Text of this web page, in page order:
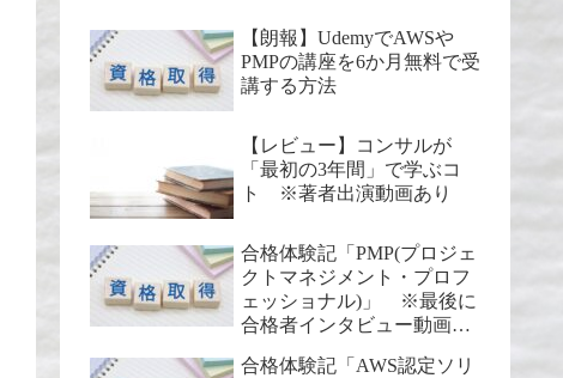
【朗報】UdemyでAWSや
PMPの講座を6か月無料で受
講する方法
【レビュー】コンサルが
「最初の3年間」で学ぶコ
ト ※著者出演動画あり
合格体験記「PMP(プロジェ
クトマネジメント・プロフ
ェッショナル)」 ※最後に
合格者インタビュー動画あ
合格体験記「AWS認定ソリ